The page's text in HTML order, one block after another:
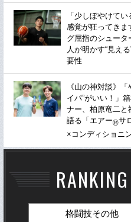
「少しぼやけてい
感覚が狂ってきま
グ屈指のシュータ
人が明かす“見え
要性
《山の神対談》「
イパ”がいい！」
ナー、柏原竜二と
語る「エアー®サ
×コンディショニ
RANKING
格闘技その他